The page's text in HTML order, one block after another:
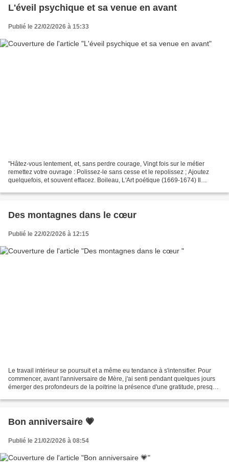
L'éveil psychique et sa venue en avant
Publié le 22/02/2026 à 15:33
"Hâtez-vous lentement, et, sans perdre courage, Vingt fois sur le métier
remettez votre ouvrage : Polissez-le sans cesse et le repolissez ; Ajoutez
quelquefois, et souvent effacez. Boileau, L'Art poétique (1669-1674) Il
Des montagnes dans le cœur
Publié le 22/02/2026 à 12:15
Le travail intérieur se poursuit et a même eu tendance à s'intensifier. Pour
commencer, avant l'anniversaire de Mère, j'ai senti pendant quelques jours
émerger des profondeurs de la poitrine la présence d'une gratitude, presque
Bon anniversaire 💗
Publié le 21/02/2026 à 08:54